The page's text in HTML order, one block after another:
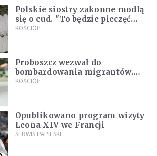
Polskie siostry zakonne modlą
się o cud. "To będzie pieczęć
Pana Boga dla naszej wiary"
KOŚCIÓŁ
Proboszcz wezwał do
bombardowania migrantów.
"Masowy ogień przeciwko
KOŚCIÓŁ
Opublikowano program wizyty
Leona XIV we Francji
SERWIS PAPIESKI